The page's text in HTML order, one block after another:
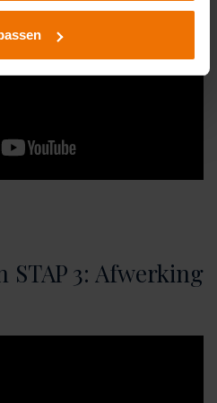
STAP 3: Afwerking